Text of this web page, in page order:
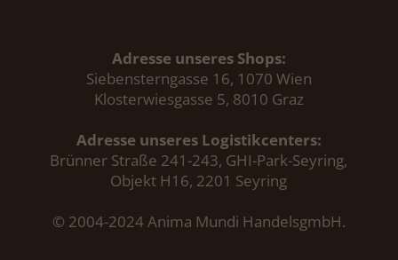
Adresse unseres Shops:
Siebensterngasse 16, 1070 Wien
Klosterwiesgasse 5, 8010 Graz
Adresse unseres Logistikcenters:
Brünner Straße 241-243, GHI-Park-Seyring,
Objekt H16, 2201 Seyring
© 2004-2024 Anima Mundi HandelsgmbH.